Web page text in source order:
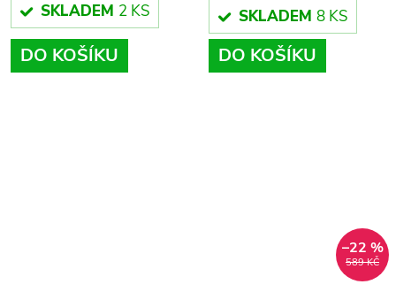
SKLADEM 2 KS
DO KOŠÍKU
SKLADEM 8 KS
DO KOŠÍKU
589 KČ
–22 %